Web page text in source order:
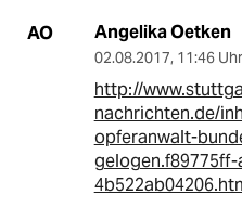
AO Angelika Oetken
02.08.2017, 11:46 Uhr
http://
nachrichten.de/
opferanwalt-